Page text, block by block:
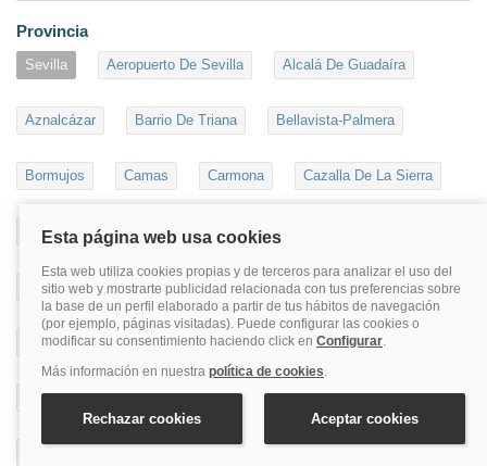
Provincia
Sevilla Aeropuerto De Sevilla Alcalá De Guadaíra
Aznalcázar Barrio De Triana Bellavista-Palmera
Bormujos Camas Carmona Cazalla De La Sierra
Centro Histórico Sevilla Constantina
Écija El Cuervo De Sevilla Estadio Benito Villamarín
Isla De La Cartuja Isla Mágica
La Puebla De Los Infantes La Rinconada